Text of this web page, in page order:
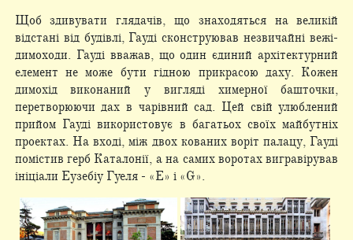
Щоб здивувати глядачів, що знаходяться на великій
відстані від будівлі, Гауді сконструював незвичайні вежі-
димоходи. Гауді вважав, що один єдиний архітектурний
елемент не може бути гідною прикрасою даху. Кожен
димохід виконаний у вигляді химерної башточки,
перетворюючи дах в чарівний сад. Цей свій улюблений
прийом Гауді використовує в багатьох своїх майбутніх
проектах. На вході, між двох кованих воріт палацу, Гауді
помістив герб Каталонії, а на самих воротах вигравірував
ініціали Еузебіу Гуеля - «Е» і «G».